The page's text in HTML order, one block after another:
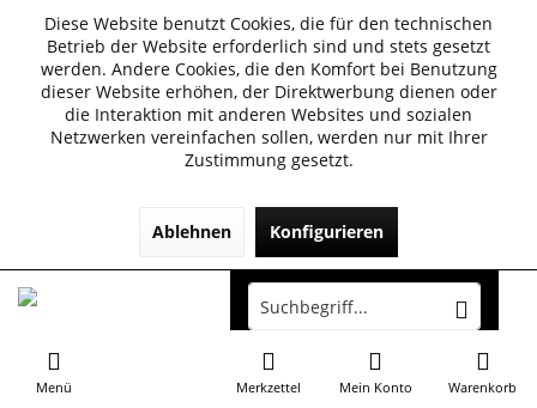
Diese Website benutzt Cookies, die für den technischen
Betrieb der Website erforderlich sind und stets gesetzt
werden. Andere Cookies, die den Komfort bei Benutzung
dieser Website erhöhen, der Direktwerbung dienen oder
die Interaktion mit anderen Websites und sozialen
Netzwerken vereinfachen sollen, werden nur mit Ihrer
Zustimmung gesetzt.
Ablehnen Konfigurieren
Menü Warenkorb
Merkzettel Mein Konto